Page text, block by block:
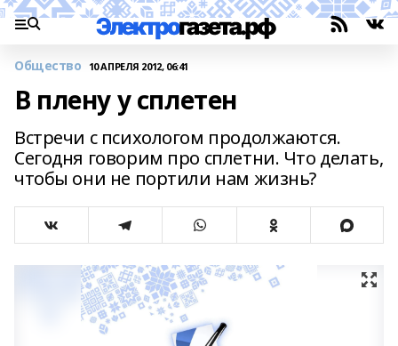
Общество 10 АПРЕЛЯ 2012, 06:41
В плену у сплетен
Встречи с психологом продолжаются.
Сегодня говорим про сплетни. Что делать,
чтобы они не портили нам жизнь?